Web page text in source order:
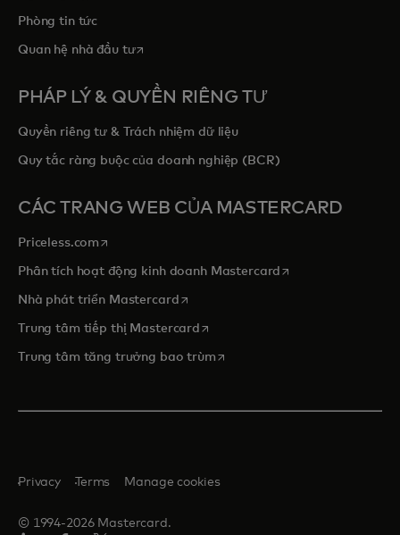
Phòng tin tức
Quan hệ nhà đầu tưopens in a new tab
PHÁP LÝ & QUYỀN RIÊNG TƯ
Quyền riêng tư & Trách nhiệm dữ liệu
Quy tắc ràng buộc của doanh nghiệp (BCR)
CÁC TRANG WEB CỦA MASTERCARD
Priceless.com opens in a new tab
Phân tích hoạt động kinh doanh Mastercard opens in a new tab
Nhà phát triển Mastercardopens in a new tab
Trung tâm tiếp thị Mastercardopens in a new tab
Trung tâm tăng trưởng bao trùmopens in a new tab
© 1994-2026 Mastercard.
Privacy Terms Manage cookies